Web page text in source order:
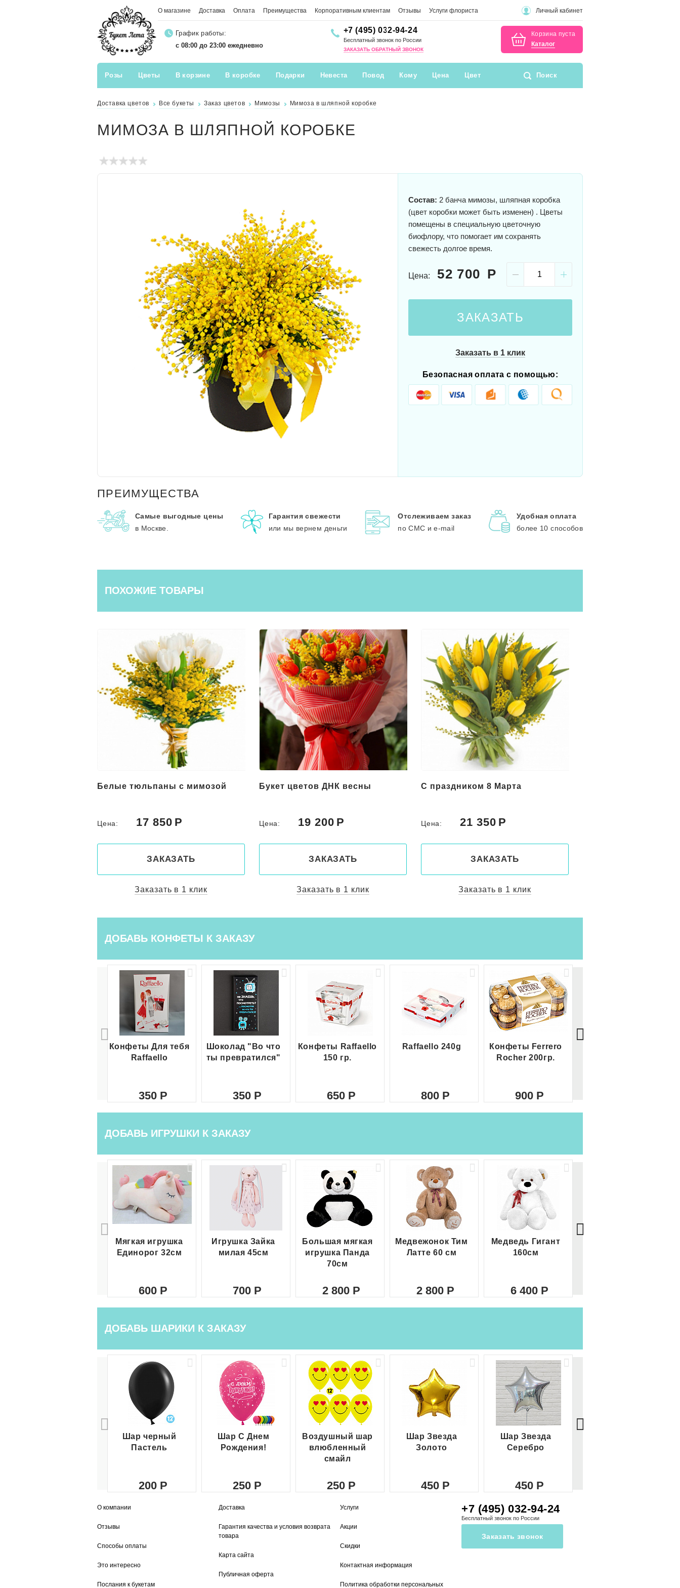
О магазине Доставка Оплата Преимущества Корпоративным клиентам Отзывы Услуги флориста Личный кабинет
График работы:
с 08:00 до 23:00 ежедневно
+7 (495) 032-94-24
Бесплатный звонок по России
ЗАКАЗАТЬ ОБРАТНЫЙ ЗВОНОК
Корзина пуста
Каталог
Розы Цветы В корзине В коробке Подарки Невеста Повод Кому Цена Цвет Поиск
Доставка цветов Все букеты Заказ цветов Мимозы Мимоза в шляпной коробке
МИМОЗА В ШЛЯПНОЙ КОРОБКЕ
Состав: 2 банча мимозы, шляпная коробка
(цвет коробки может быть изменен) . Цветы
помещены в специальную цветочную
биофлору, что помогает им сохранять
свежесть долгое время.
Цена: 52 700
ЗАКАЗАТЬ
Заказать в 1 клик
Безопасная оплата с помощью:
ПРЕИМУЩЕСТВА
Самые выгодные цены
в Москве.
Гарантия свежести
или мы вернем деньги
Отслеживаем заказ
по СМС и e-mail
Удобная оплата
более 10 способов
ПОХОЖИЕ ТОВАРЫ
Белые тюльпаны с мимозой
Цена: 17 850
ЗАКАЗАТЬ
Заказать в 1 клик
Букет цветов ДНК весны
Цена: 19 200
ЗАКАЗАТЬ
Заказать в 1 клик
С праздником 8 Марта
Цена: 21 350
ЗАКАЗАТЬ
Заказать в 1 клик
ДОБАВЬ КОНФЕТЫ К ЗАКАЗУ
Конфеты Для тебя
Raffaello
350
Шоколад "Во что
ты превратился"
350
Конфеты Raffaello
150 гр.
650
Raffaello 240g
800
Конфеты Ferrero
Rocher 200гр.
900
ДОБАВЬ ИГРУШКИ К ЗАКАЗУ
Мягкая игрушка
Единорог 32см
600
Игрушка Зайка
милая 45см
700
Большая мягкая
игрушка Панда
70см
2 800
Медвежонок Тим
Латте 60 см
2 800
Медведь Гигант
160см
6 400
ДОБАВЬ ШАРИКИ К ЗАКАЗУ
Шар черный
Пастель
200
Шар С Днем
Рождения!
250
Воздушный шар
влюбленный
смайл
250
Шар Звезда
Золото
450
Шар Звезда
Серебро
450
О компании
Отзывы
Способы оплаты
Это интересно
Послания к букетам
Доставка
Гарантия качества и условия возврата
товара
Карта сайта
Публичная оферта
Услуги
Акции
Скидки
Контактная информация
Политика обработки персональных
+7 (495) 032-94-24
Бесплатный звонок по России
Заказать звонок